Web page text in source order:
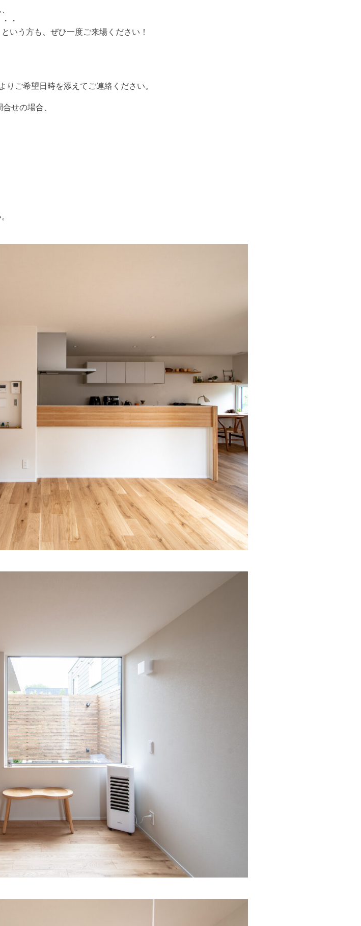
・
いう方も、ぜひ一度ご来場ください！
ご希望日時を添えてご連絡ください。
せの場合、